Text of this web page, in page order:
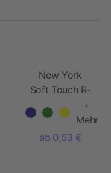
New York
Soft Touch R-
AL blaue Tinte
+
Mehr
ab 0,53 €